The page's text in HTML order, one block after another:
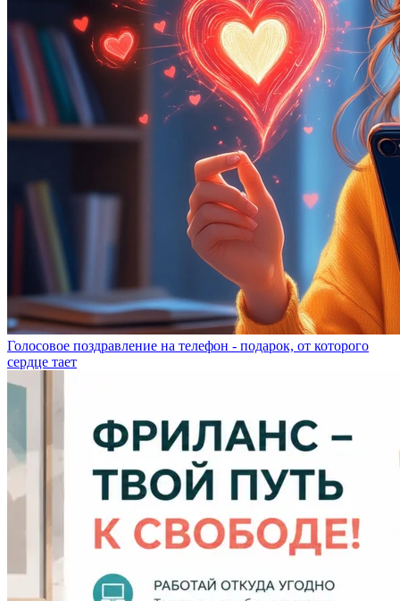
Голосовое поздравление на телефон - подарок, от которого
сердце тает